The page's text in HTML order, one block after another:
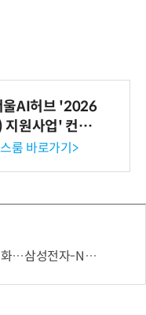
울AI허브 '2026
지원사업' 컨소
룸 바로가기>
-NTT도코모 기술 검증